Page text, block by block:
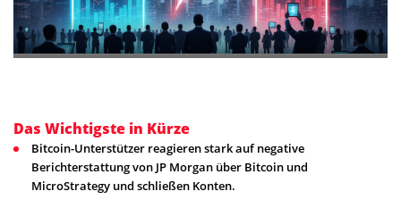
Das Wichtigste in Kürze
Bitcoin-Unterstützer reagieren stark auf negative
Berichterstattung von JP Morgan über Bitcoin und
MicroStrategy und schließen Konten.